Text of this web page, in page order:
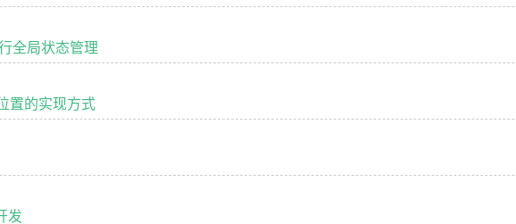
全局状态管理
置的实现方式
发